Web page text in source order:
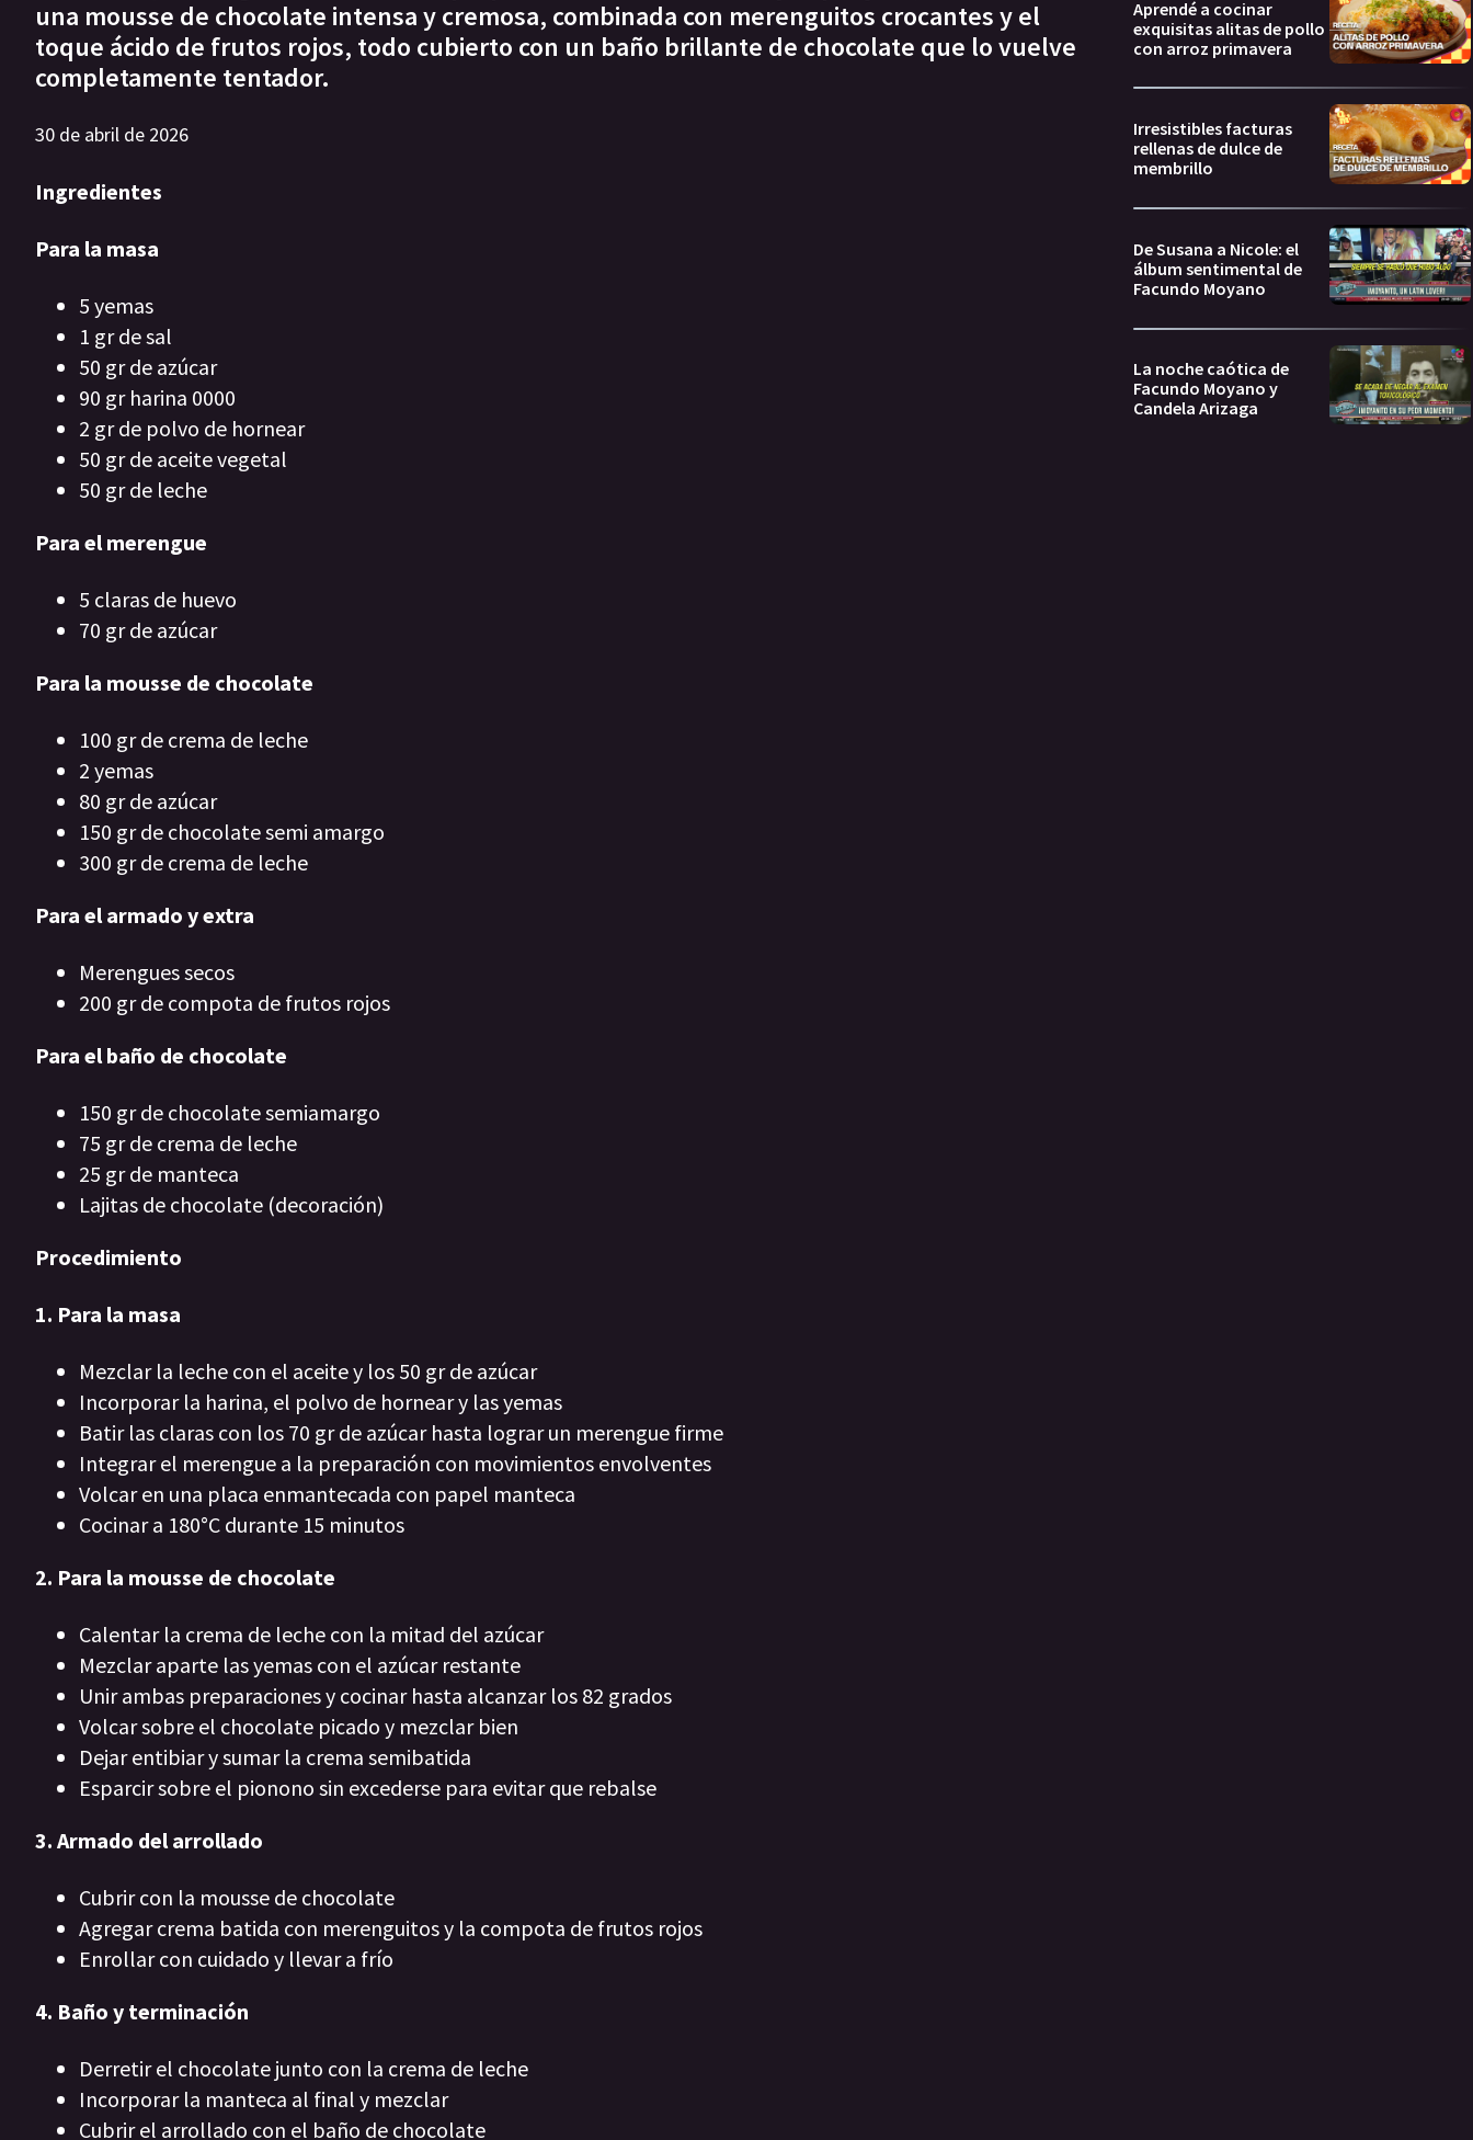
una mousse de chocolate intensa y cremosa, combinada con merenguitos crocantes y el
toque ácido de frutos rojos, todo cubierto con un baño brillante de chocolate que lo vuelve
completamente tentador.
30 de abril de 2026
Ingredientes
Para la masa
5 yemas
1 gr de sal
50 gr de azúcar
90 gr harina 0000
2 gr de polvo de hornear
50 gr de aceite vegetal
50 gr de leche
Para el merengue
5 claras de huevo
70 gr de azúcar
Para la mousse de chocolate
100 gr de crema de leche
2 yemas
80 gr de azúcar
150 gr de chocolate semi amargo
300 gr de crema de leche
Para el armado y extra
Merengues secos
200 gr de compota de frutos rojos
Para el baño de chocolate
150 gr de chocolate semiamargo
75 gr de crema de leche
25 gr de manteca
Lajitas de chocolate (decoración)
Procedimiento
1. Para la masa
Mezclar la leche con el aceite y los 50 gr de azúcar
Incorporar la harina, el polvo de hornear y las yemas
Batir las claras con los 70 gr de azúcar hasta lograr un merengue firme
Integrar el merengue a la preparación con movimientos envolventes
Volcar en una placa enmantecada con papel manteca
Cocinar a 180°C durante 15 minutos
2. Para la mousse de chocolate
Calentar la crema de leche con la mitad del azúcar
Mezclar aparte las yemas con el azúcar restante
Unir ambas preparaciones y cocinar hasta alcanzar los 82 grados
Volcar sobre el chocolate picado y mezclar bien
Dejar entibiar y sumar la crema semibatida
Esparcir sobre el pionono sin excederse para evitar que rebalse
3. Armado del arrollado
Cubrir con la mousse de chocolate
Agregar crema batida con merenguitos y la compota de frutos rojos
Enrollar con cuidado y llevar a frío
4. Baño y terminación
Derretir el chocolate junto con la crema de leche
Incorporar la manteca al final y mezclar
Cubrir el arrollado con el baño de chocolate
Aprendé a cocinar
exquisitas alitas de pollo
con arroz primavera
Irresistibles facturas
rellenas de dulce de
membrillo
De Susana a Nicole: el
álbum sentimental de
Facundo Moyano
La noche caótica de
Facundo Moyano y
Candela Arizaga